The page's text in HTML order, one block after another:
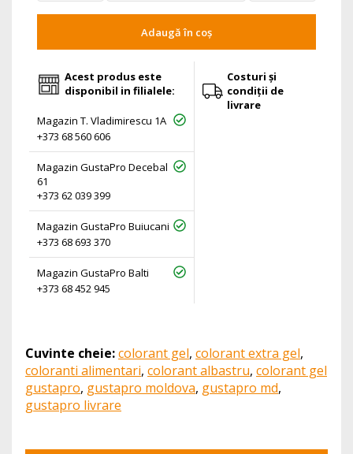
Adaugă în coș
Acest produs este
disponibil in filialele:
Magazin T. Vladimirescu 1A
+373 68 560 606
Magazin GustaPro Decebal
61
+373 62 039 399
Magazin GustaPro Buiucani
+373 68 693 370
Magazin GustaPro Balti
+373 68 452 945
Costuri și
condiții de
livrare
Cuvinte cheie:colorant gel, colorant extra gel,
coloranti alimentari, colorant albastru, colorant gel
gustapro, gustapro moldova, gustapro md,
gustapro livrare